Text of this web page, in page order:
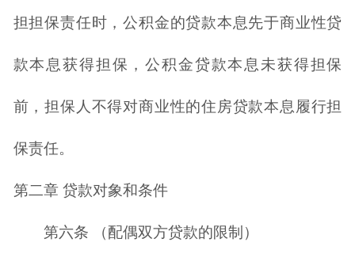
担担保责任时，公积金的贷款本息先于商业性贷
款本息获得担保，公积金贷款本息未获得担保
前，担保人不得对商业性的住房贷款本息履行担
保责任。
第二章 贷款对象和条件
第六条 （配偶双方贷款的限制）